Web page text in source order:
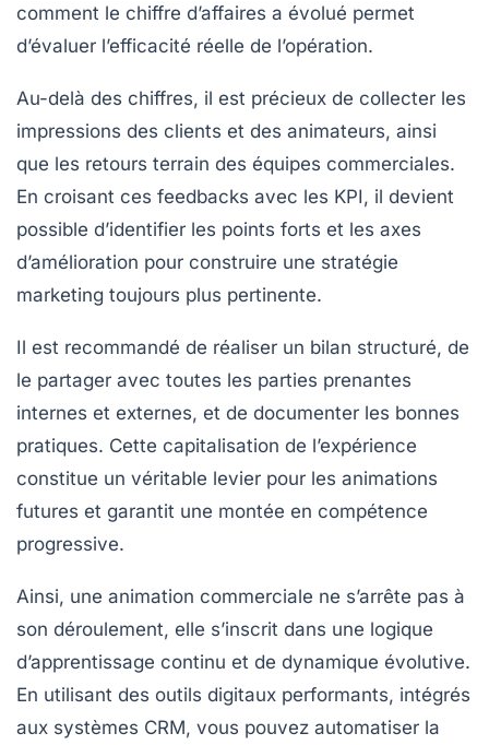
comment le chiffre d’affaires a évolué permet
d’évaluer l’efficacité réelle de l’opération.
Au-delà des chiffres, il est précieux de collecter les
impressions des clients et des animateurs, ainsi
que les retours terrain des équipes commerciales.
En croisant ces feedbacks avec les KPI, il devient
possible d’identifier les points forts et les axes
d’amélioration pour construire une stratégie
marketing toujours plus pertinente.
Il est recommandé de réaliser un bilan structuré, de
le partager avec toutes les parties prenantes
internes et externes, et de documenter les bonnes
pratiques. Cette capitalisation de l’expérience
constitue un véritable levier pour les animations
futures et garantit une montée en compétence
progressive.
Ainsi, une animation commerciale ne s’arrête pas à
son déroulement, elle s’inscrit dans une logique
d’apprentissage continu et de dynamique évolutive.
En utilisant des outils digitaux performants, intégrés
aux systèmes CRM, vous pouvez automatiser la